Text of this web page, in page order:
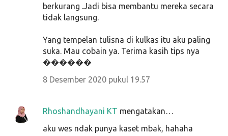
berkurang .Jadi bisa membantu mereka secara
tidak langsung.
Yang tempelan tulisna di kulkas itu aku paling
suka. Mau cobain ya. Terima kasih tips nya
������
8 Desember 2020 pukul 19.57
Rhoshandhayani KT mengatakan…
aku wes ndak punya kaset mbak, hahaha